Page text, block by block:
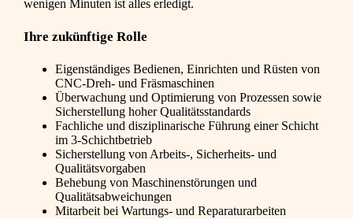
wenigen Minuten ist alles erledigt.
Ihre zukünftige Rolle
Eigenständiges Bedienen, Einrichten und Rüsten von
CNC-Dreh- und Fräsmaschinen
Überwachung und Optimierung von Prozessen sowie
Sicherstellung hoher Qualitätsstandards
Fachliche und disziplinarische Führung einer Schicht
im 3-Schichtbetrieb
Sicherstellung von Arbeits-, Sicherheits- und
Qualitätsvorgaben
Behebung von Maschinenstörungen und
Qualitätsabweichungen
Mitarbeit bei Wartungs- und Reparaturarbeiten